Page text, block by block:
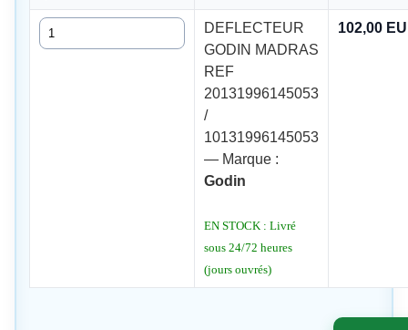
Quantité
DEFLECTEUR
GODIN MADRAS
REF
20131996145053
/
10131996145053
— Marque :
Godin
EN STOCK : Livré
sous 24/72 heures
(jours ouvrés)
102,00